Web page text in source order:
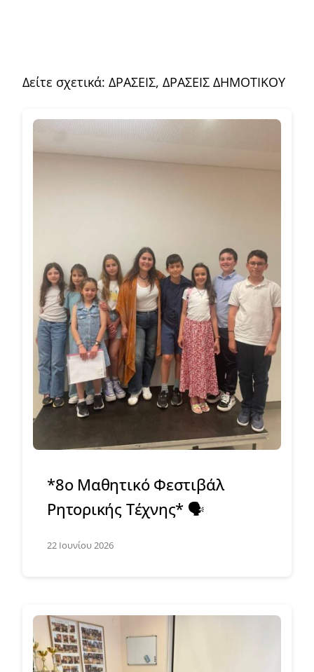
Δείτε σχετικά: ΔΡΑΣΕΙΣ, ΔΡΑΣΕΙΣ ΔΗΜΟΤΙΚΟΥ
*8ο Μαθητικό Φεστιβάλ
Ρητορικής Τέχνης* 🗣️
22 Ιουνίου 2026